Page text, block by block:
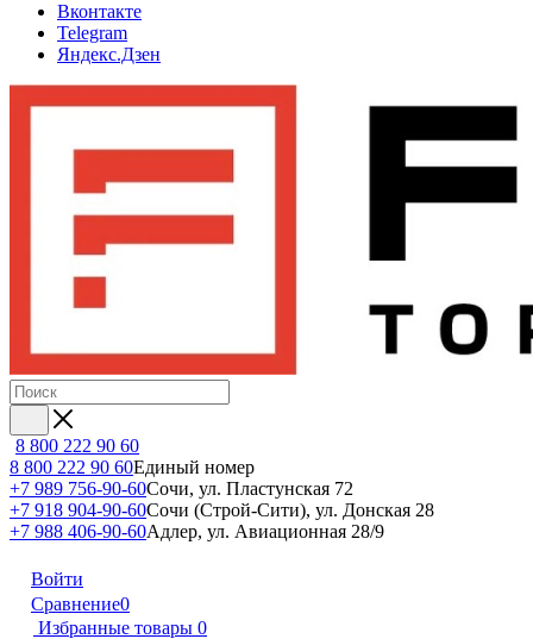
Вконтакте
Telegram
Яндекс.Дзен
8 800 222 90 60
8 800 222 90 60Единый номер
+7 989 756-90-60Сочи, ул. Пластунская 72
+7 918 904-90-60Сочи (Строй-Сити), ул. Донская 28
+7 988 406-90-60Адлер, ул. Авиационная 28/9
Войти
Сравнение0
Избранные товары 0